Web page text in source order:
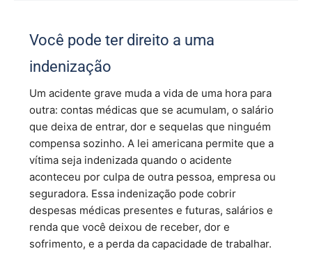
Você pode ter direito a uma
indenização
Um acidente grave muda a vida de uma hora para
outra: contas médicas que se acumulam, o salário
que deixa de entrar, dor e sequelas que ninguém
compensa sozinho. A lei americana permite que a
vítima seja indenizada quando o acidente
aconteceu por culpa de outra pessoa, empresa ou
seguradora. Essa indenização pode cobrir
despesas médicas presentes e futuras, salários e
renda que você deixou de receber, dor e
sofrimento, e a perda da capacidade de trabalhar.